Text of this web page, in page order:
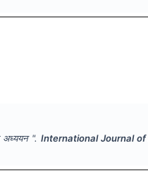
अध्ययन ". International Journal